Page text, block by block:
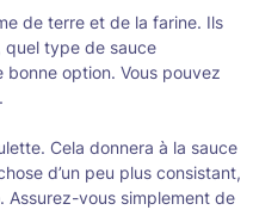
de terre et de la farine. Ils
quel type de sauce
option. Vous pouvez
Cela donnera à la sauce
d’un peu plus consistant,
Assurez-vous simplement de